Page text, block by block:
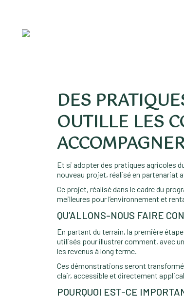
DES
OUTILLE LES
Et si adopter des pratiques agricoles
nouveau projet, réalisé en partenariat
Ce projet, réalisé dans le cadre du
meilleures pour l’environnement et
QU’ALLONS-NOUS FAIRE
En partant du terrain, la première
utilisés pour illustrer comment, avec
les revenus à long terme.
Ces démonstrations seront
clair, accessible et directement
POURQUOI EST-CE